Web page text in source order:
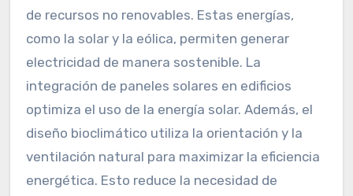
de recursos no renovables. Estas energías,
como la solar y la eólica, permiten generar
electricidad de manera sostenible. La
integración de paneles solares en edificios
optimiza el uso de la energía solar. Además, el
diseño bioclimático utiliza la orientación y la
ventilación natural para maximizar la eficiencia
energética. Esto reduce la necesidad de